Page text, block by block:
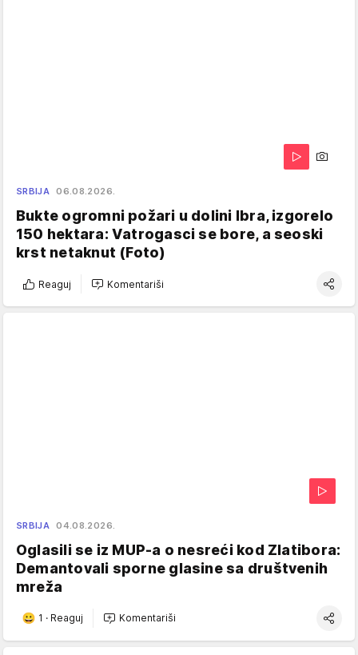
SRBIJA 06.08.2026.
Bukte ogromni požari u dolini Ibra, izgorelo
150 hektara: Vatrogasci se bore, a seoski
krst netaknut (Foto)
Reaguj Komentariši
SRBIJA 04.08.2026.
Oglasili se iz MUP-a o nesreći kod Zlatibora:
Demantovali sporne glasine sa društvenih
mreža
1 · Reaguj Komentariši